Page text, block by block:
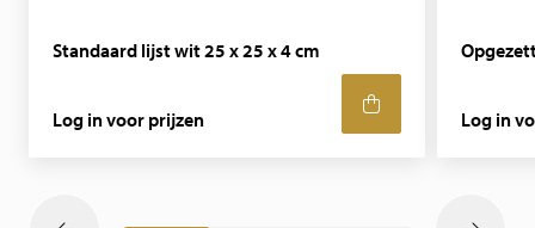
Standaard lijst wit 25 x 25 x 4 cm
Log in voor prijzen Log in